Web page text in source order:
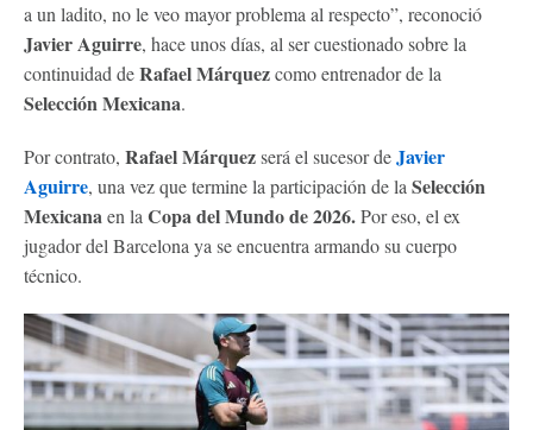
a un ladito, no le veo mayor problema al respecto”, reconoció
Javier Aguirre, hace unos días, al ser cuestionado sobre la
continuidad deRafael Márquezcomo entrenador de la
Selección Mexicana.
Por contrato, Rafael Márquezserá el sucesor deJavier
Aguirre, una vez que termine la participación de la Selección
Mexicanaen la Copa del Mundode 2026.Por eso, el ex
jugador del Barcelona ya se encuentra armando su cuerpo
técnico.